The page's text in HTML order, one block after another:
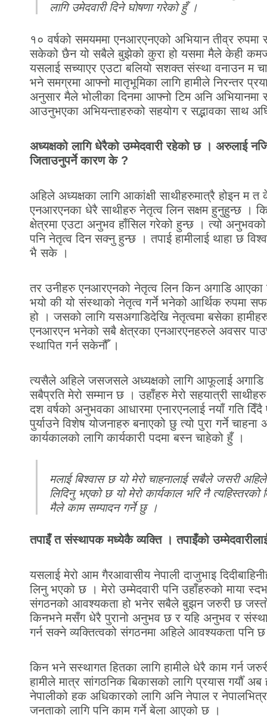
लागि उमेदवारी दिने घोषणा गरेको हुँ ।
१० वर्षको समयममा एनआरएनएको अभियान तीव्र रुपमा
सकेको छैन यो सबैले बुझेको कुरा हो यसमा मैले केही
यसलाई सच्याएर एउटा बलियो सशक्त संस्था वनाउन म
भने समग्रमा आफ्नो मातृभूमिका लागि हामीले निरन्तर
अनुसार मैले भोलीका दिनमा आफ्नो टिम अनि अभियानमा
आउनुभएका अभियन्ताहरुको सहयोग र सद्भावका साथ
अध्यक्षको लागि धेरैको उम्मेदवारी रहेको छ । अरुलाई
जिताउनुपर्ने कारण के ?
अहिले अध्यक्षका लागि आकांक्षी साथीहरुमात्रै होइन म
एनआरएनका धेरै साथीहरु नेतृत्व लिन सक्षम हुनुहुन्छ ।
क्षेत्रमा एउटा अनुभव हाँसिल गरेको हुन्छ । त्यो
पनि नेतृत्व दिन सक्नु हुन्छ । तपाई हामीलाई थाहा छ
भै सके ।
तर उनीहरु एनआरएनको नेतृत्व लिन किन अगाडि
भयो की यो संस्थाको नेतृत्व गर्ने भनेको आर्थिक रुपमा
हो । जसको लागि यसअगाडिदेखि नेतृत्वमा बसेका
एनआरएन भनेको सबै क्षेत्रका एनआरएनहरुले अवसर
स्थापित गर्न सकेनौँ ।
त्यसैले अहिले जसजसले अध्यक्षको लागि आफूलाई अगाडि
सबैप्रति मेरो सम्मान छ । उहाँहरु मेरो सहयात्री
दश वर्षको अनुभवका आधारमा एनारएनलाई नयाँ गति दिँदै
पुर्याउने विशेष योजनाहरु बनाएको छु त्यो पुरा गर्ने
कार्यकालको लागि कार्यकारी पदमा बस्न चाहेको हुँ ।
मलाई बिश्वास छ यो मेरो चाहनालाई सबैले जसरी
लिदिनु भएको छ यो मेरो कार्यकाल भरि नै त्यहिस्तरको
मैले काम सम्पादन गर्ने छु ।
तपाइँ त संस्थापक मध्येकै व्यक्ति । तपाइँको
यसलाई मेरो आम गैरआवासीय नेपाली दाजुभाइ
लिनु भएको छ । मेरो उम्मेदवारी पनि उहाँहरुको माया
संगठनको आवश्यकता हो भनेर सबैले बुझन जरुरी छ
किनभने मसँग धेरै पुरानो अनुभव छ र यहि अनुभव र
गर्न सक्ने व्यक्तित्वको संगठनमा अहिले आवश्यकता पनि
किन भने सस्थागत हितका लागि हामीले धेरै काम गर्न
हामीले मात्र सांगठनिक बिकासको लागि प्रयास गर्यौँ
नेपालीको हक अधिकारको लागि अनि नेपाल र
जनताको लागि पनि काम गर्ने बेला आएको छ ।